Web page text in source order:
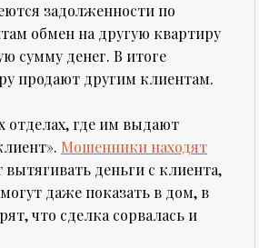
задолженности по
обмен на другую квартиру
сумму денег. В итоге
продают другим клиентам.
отделах, где им выдают
Мошенники находят
деньги с клиента,
даже показать в дом, в
что сделка сорвалась и